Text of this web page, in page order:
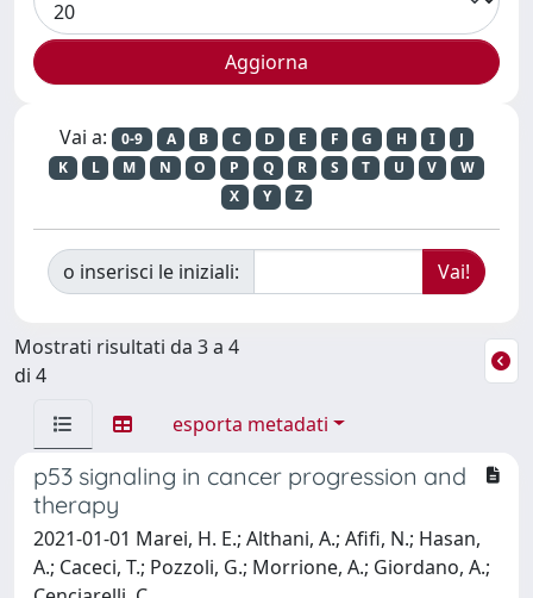
Vai a: 0-9 A B C D E F G H I
J
K
L M N O P Q R S T U V
W
X
Y Z
o inserisci le iniziali:
Mostrati risultati da 3 a 4
di 4
esporta metadati
p53 signaling in cancer progression and
therapy
2021-01-01 Marei, H. E.; Althani, A.; Afifi, N.; Hasan,
A.; Caceci, T.; Pozzoli, G.; Morrione, A.; Giordano, A.;